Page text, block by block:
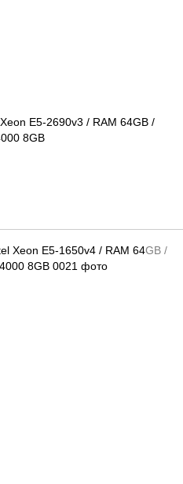
E5-2690v3 / RAM 64GB /
8GB